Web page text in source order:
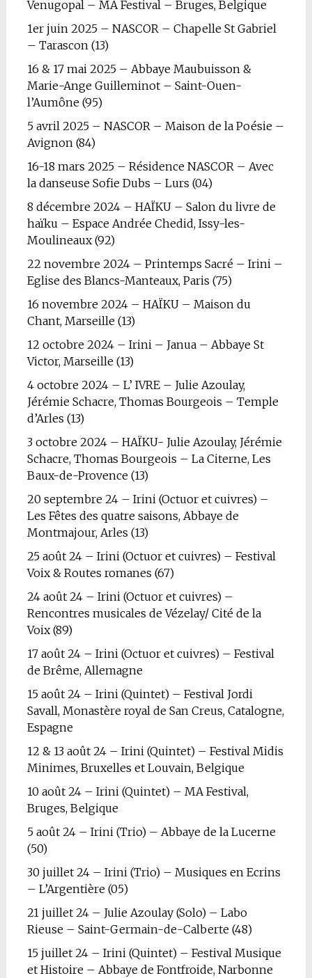
Venugopal – MA Festival – Bruges, Belgique
1er juin 2025 – NASCOR – Chapelle St Gabriel
– Tarascon (13)
16 & 17 mai 2025 – Abbaye Maubuisson &
Marie-Ange Guilleminot – Saint-Ouen-
l’Aumône (95)
5 avril 2025 – NASCOR – Maison de la Poésie –
Avignon (84)
16-18 mars 2025 – Résidence NASCOR – Avec
la danseuse Sofie Dubs – Lurs (04)
8 décembre 2024 – HAÏKU – Salon du livre de
haïku – Espace Andrée Chedid, Issy-les-
Moulineaux (92)
22 novembre 2024 – Printemps Sacré – Irini –
Eglise des Blancs-Manteaux, Paris (75)
16 novembre 2024 – HAÏKU – Maison du
Chant, Marseille (13)
12 octobre 2024 – Irini – Janua – Abbaye St
Victor, Marseille (13)
4 octobre 2024 – L’ IVRE – Julie Azoulay,
Jérémie Schacre, Thomas Bourgeois – Temple
d’Arles (13)
3 octobre 2024 – HAÏKU- Julie Azoulay, Jérémie
Schacre, Thomas Bourgeois – La Citerne, Les
Baux-de-Provence (13)
20 septembre 24 – Irini (Octuor et cuivres) –
Les Fêtes des quatre saisons, Abbaye de
Montmajour, Arles (13)
25 août 24 – Irini (Octuor et cuivres) – Festival
Voix & Routes romanes (67)
24 août 24 – Irini (Octuor et cuivres) –
Rencontres musicales de Vézelay/ Cité de la
Voix (89)
17 août 24 – Irini (Octuor et cuivres) – Festival
de Brême, Allemagne
15 août 24 – Irini (Quintet) – Festival Jordi
Savall, Monastère royal de San Creus, Catalogne,
Espagne
12 & 13 août 24 – Irini (Quintet) – Festival Midis
Minimes, Bruxelles et Louvain, Belgique
10 août 24 – Irini (Quintet) – MA Festival,
Bruges, Belgique
5 août 24 – Irini (Trio) – Abbaye de la Lucerne
(50)
30 juillet 24 – Irini (Trio) – Musiques en Ecrins
– L’Argentière (05)
21 juillet 24 – Julie Azoulay (Solo) – Labo
Rieuse – Saint-Germain-de-Calberte (48)
15 juillet 24 – Irini (Quintet) – Festival Musique
et Histoire – Abbaye de Fontfroide, Narbonne